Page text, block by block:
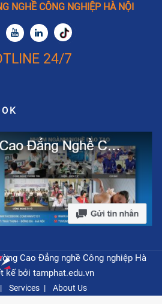
NGHỀ CÔNG NGHIỆP HÀ NỘI
24/7
Cao Đẳng nghề Công nghiệp Hà
kế bởi tamphat.edu.vn
Services About Us